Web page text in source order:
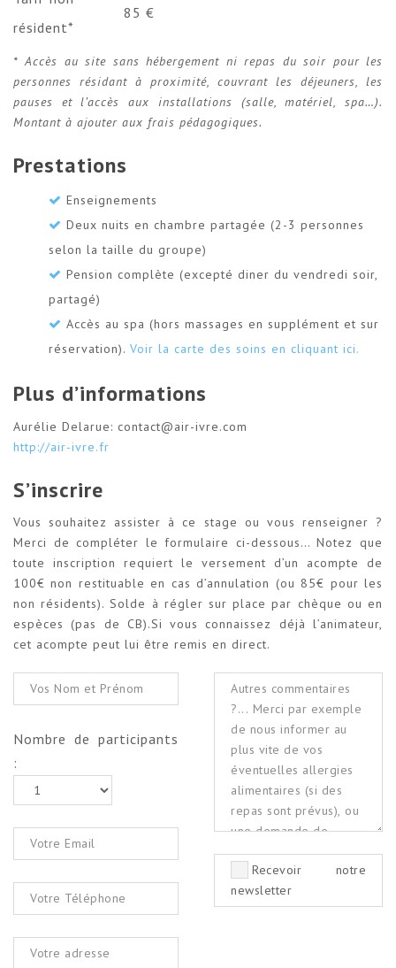
résident*
85 €
* Accès au site sans hébergement ni repas du soir pour les
personnes résidant à proximité, couvrant les déjeuners, les
pauses et l’accès aux installations (salle, matériel, spa…).
Montant à ajouter aux frais pédagogiques.
Prestations
Enseignements
Deux nuits en chambre partagée (2-3 personnes
selon la taille du groupe)
Pension complète (excepté diner du vendredi soir,
partagé)
Accès au spa (hors massages en supplément et sur
réservation). Voir la carte des soins en cliquant ici.
Plus d’informations
Aurélie Delarue: contact@air-ivre.com
http://air-ivre.fr
S’inscrire
Vous souhaitez assister à ce stage ou vous renseigner ?
Merci de compléter le formulaire ci-dessous… Notez que
toute inscription requiert le versement d’un acompte de
100€ non restituable en cas d’annulation (ou 85€ pour les
non résidents). Solde à régler sur place par chèque ou en
espèces (pas de CB).Si vous connaissez déjà l’animateur,
cet acompte peut lui être remis en direct.
Nombre de participants
:
Recevoir notre
newsletter